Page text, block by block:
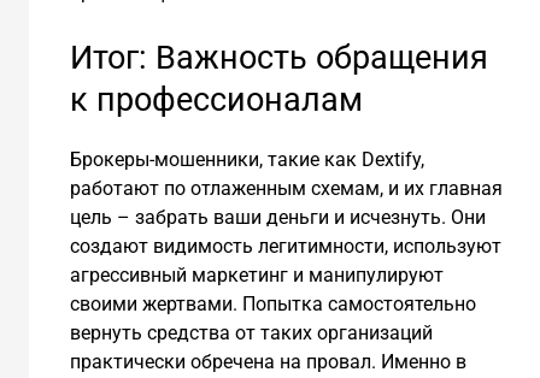
Итог: Важность обращения
к профессионалам
Брокеры-мошенники, такие как Dextify,
работают по отлаженным схемам, и их главная
цель – забрать ваши деньги и исчезнуть. Они
создают видимость легитимности, используют
агрессивный маркетинг и манипулируют
своими жертвами. Попытка самостоятельно
вернуть средства от таких организаций
практически обречена на провал. Именно в